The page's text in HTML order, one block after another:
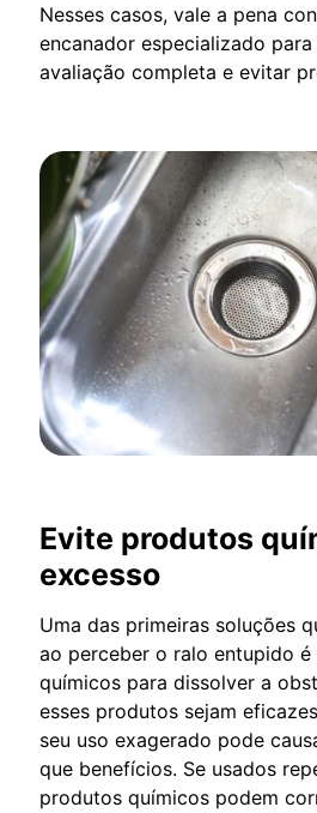
Nesses casos, vale a pena
encanador especializado
avaliação completa e evitar
Evite produtos
excesso
Uma das primeiras soluções
ao perceber o ralo entupido
químicos para dissolver a
esses produtos sejam
seu uso exagerado pode
que benefícios. Se usados
produtos químicos podem